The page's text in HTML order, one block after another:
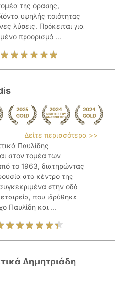
της όρασης,
υψηλής ποιότητας
λύσεις. Πρόκειται για
προορισμό ...
Δείτε περισσότερα >>
Παυλίδης
στον τομέα των
το 1963, διατηρώντας
στο κέντρο της
στην οδό
που ιδρύθηκε
Παυλίδη και ...
Δημητριάδη